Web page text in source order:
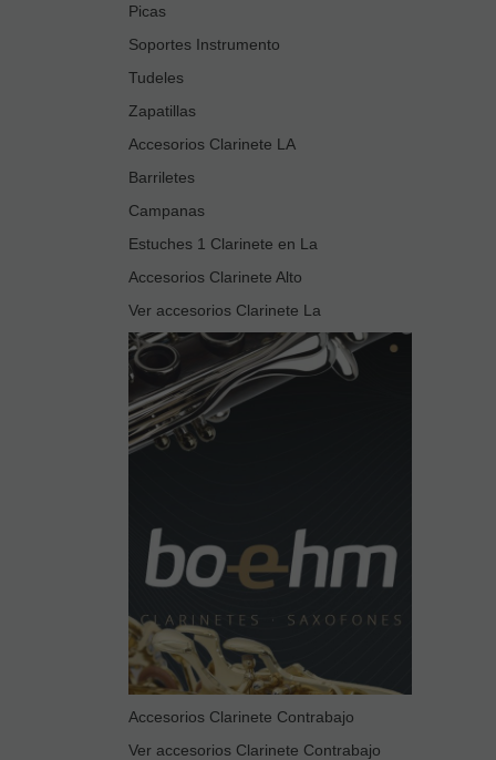
Picas
Soportes Instrumento
Tudeles
Zapatillas
Accesorios Clarinete LA
Barriletes
Campanas
Estuches 1 Clarinete en La
Accesorios Clarinete Alto
Ver accesorios Clarinete La
Accesorios Clarinete Contrabajo
Ver accesorios Clarinete Contrabajo